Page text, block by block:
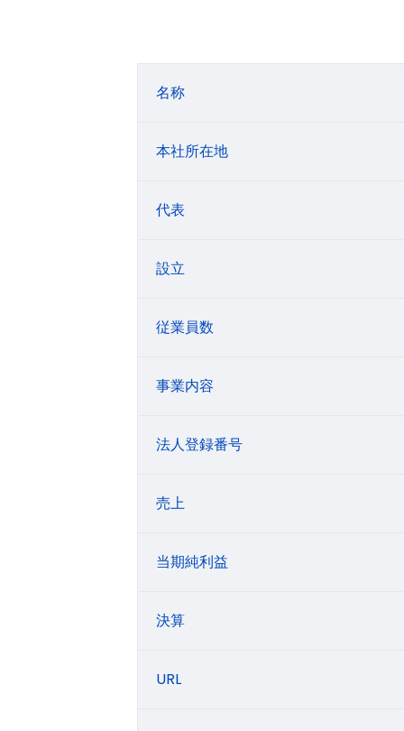
名称
本社所在地
代表
設立
従業員数
事業内容
法人登録番号
売上
当期純利益
決算
URL